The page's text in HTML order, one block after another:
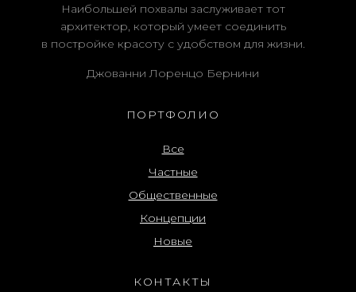
Наибольшей похвалы заслуживает тот
архитектор, который умеет соединить
в постройке красоту с удобством для жизни.
Джованни Лоренцо Бернини
ПОРТФОЛИО
Все
Частные
Общественные
Концепции
Новые
КОНТАКТЫ